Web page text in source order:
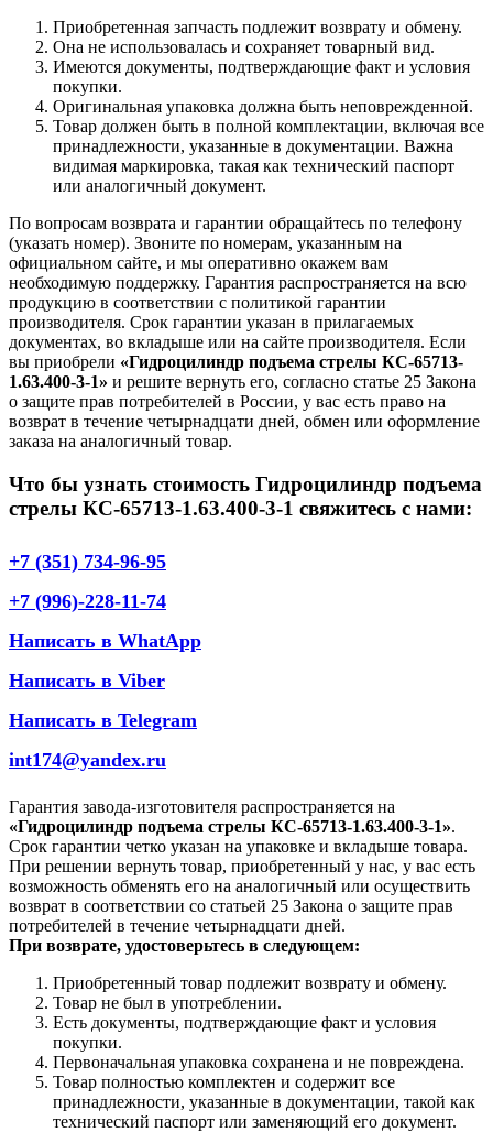
Приобретенная запчасть подлежит возврату и обмену.
Она не использовалась и сохраняет товарный вид.
Имеются документы, подтверждающие факт и условия
покупки.
Оригинальная упаковка должна быть неповрежденной.
Товар должен быть в полной комплектации, включая все
принадлежности, указанные в документации. Важна
видимая маркировка, такая как технический паспорт
или аналогичный документ.
По вопросам возврата и гарантии обращайтесь по телефону
(указать номер). Звоните по номерам, указанным на
официальном сайте, и мы оперативно окажем вам
необходимую поддержку. Гарантия распространяется на всю
продукцию в соответствии с политикой гарантии
производителя. Срок гарантии указан в прилагаемых
документах, во вкладыше или на сайте производителя. Если
вы приобрели «Гидроцилиндр подъема стрелы КС-65713-
1.63.400-3-1» и решите вернуть его, согласно статье 25 Закона
о защите прав потребителей в России, у вас есть право на
возврат в течение четырнадцати дней, обмен или оформление
заказа на аналогичный товар.
Что бы узнать стоимость Гидроцилиндр подъема
стрелы КС-65713-1.63.400-3-1 свяжитесь с нами:
+7 (351) 734-96-95
+7 (996)-228-11-74
Написать в WhatApp
Написать в Viber
Написать в Telegram
int174@yandex.ru
Гарантия завода-изготовителя распространяется на
«Гидроцилиндр подъема стрелы КС-65713-1.63.400-3-1».
Срок гарантии четко указан на упаковке и вкладыше товара.
При решении вернуть товар, приобретенный у нас, у вас есть
возможность обменять его на аналогичный или осуществить
возврат в соответствии со статьей 25 Закона о защите прав
потребителей в течение четырнадцати дней.
При возврате, удостоверьтесь в следующем:
Приобретенный товар подлежит возврату и обмену.
Товар не был в употреблении.
Есть документы, подтверждающие факт и условия
покупки.
Первоначальная упаковка сохранена и не повреждена.
Товар полностью комплектен и содержит все
принадлежности, указанные в документации, такой как
технический паспорт или заменяющий его документ.